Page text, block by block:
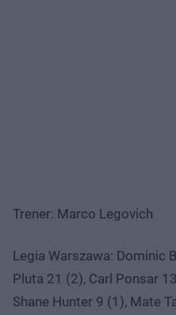
Trener: Marco Legovich
Legia Warszawa: Dominic
Pluta 21 (2), Carl Ponsar
Shane Hunter 9 (1), Mate